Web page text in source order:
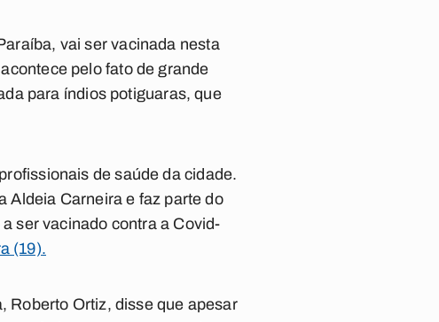
vai ser vacinada nesta
pelo fato de grande
para índios potiguaras, que
de saúde da cidade.
Aldeia Carneira e faz parte do
ser vacinado contra a Covid-
(19).
Roberto Ortiz, disse que apesar